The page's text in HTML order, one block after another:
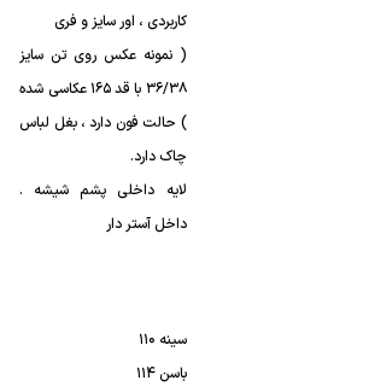
کاربردی ، اور سایز و فری
( نمونه عکس روی تن سایز
۳۶/۳۸ با قد ۱۶۵ عکاسی شده
) حالت فون دارد ، بغل لباس
چاک دارد.
لایه داخلی پشم شیشه .
داخل آستر دار
سینه ۱۱۰
باسن ۱۱۴